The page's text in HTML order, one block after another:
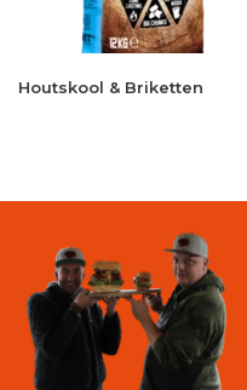
Houtskool & Briketten